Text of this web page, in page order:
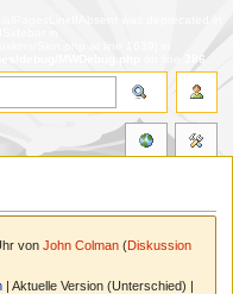
was deprecated in
in
Skin.php at line 1639] in
debug/MWDebug.php
386
vonJohn Colman (Diskussion
| Aktuelle Version (Unterschied) |